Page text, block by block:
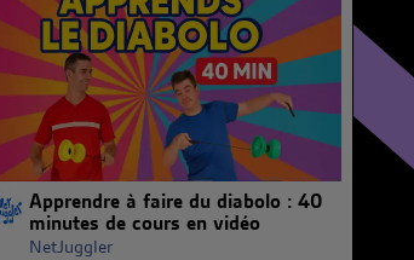
Apprendre à faire du diabolo : 40
minutes de cours en vidéo
NetJuggler